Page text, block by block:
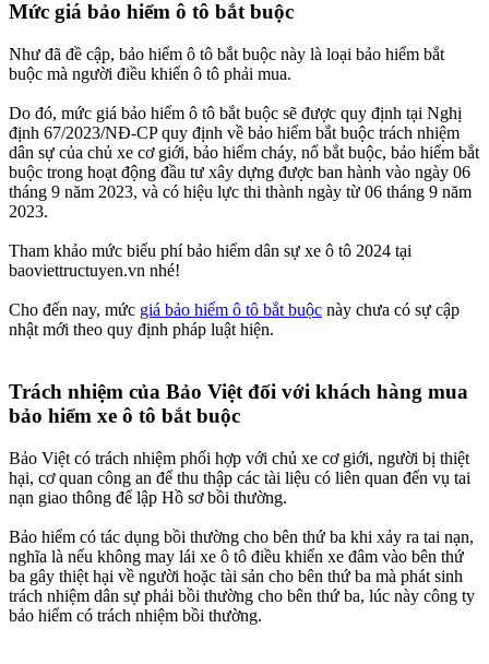
Mức giá bảo hiểm ô tô bắt buộc​
Như đã đề cập, bảo hiểm ô tô bắt buộc này là loại bảo hiểm bắt
buộc mà người điều khiển ô tô phải mua.
Do đó, mức giá bảo hiểm ô tô bắt buộc sẽ được quy định tại Nghị
định 67/2023/NĐ-CP quy định về bảo hiểm bắt buộc trách nhiệm
dân sự của chủ xe cơ giới, bảo hiểm cháy, nổ bắt buộc, bảo hiểm bắt
buộc trong hoạt động đầu tư xây dựng được ban hành vào ngày 06
tháng 9 năm 2023, và có hiệu lực thi thành ngày từ 06 tháng 9 năm
2023.
Tham khảo mức biểu phí bảo hiểm dân sự xe ô tô 2024 tại
baoviettructuyen.vn nhé!
Cho đến nay, mức giá bảo hiểm ô tô bắt buộc này chưa có sự cập
nhật mới theo quy định pháp luật hiện.
Trách nhiệm của Bảo Việt đối với khách hàng mua
bảo hiểm xe ô tô bắt buộc​
Bảo Việt có trách nhiệm phối hợp với chủ xe cơ giới, người bị thiệt
hại, cơ quan công an để thu thập các tài liệu có liên quan đến vụ tai
nạn giao thông để lập Hồ sơ bồi thường.
Bảo hiểm có tác dụng bồi thường cho bên thứ ba khi xảy ra tai nạn,
nghĩa là nếu không may lái xe ô tô điều khiển xe đâm vào bên thứ
ba gây thiệt hại về người hoặc tài sản cho bên thứ ba mà phát sinh
trách nhiệm dân sự phải bồi thường cho bên thứ ba, lúc này công ty
bảo hiểm có trách nhiệm bồi thường.